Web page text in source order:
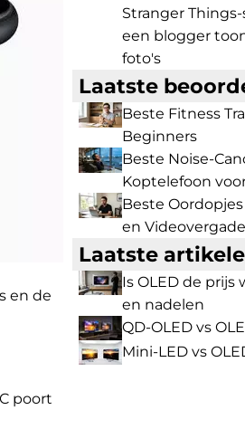
en de
poort
Stranger
een blogger
foto's
Laatste
Beste Fitness
Beginners
Beste Noise-
Koptelefoon
Beste
en
Laatste
Is OLED de prijs
en nadelen
QD-OLED vs
Mini-LED vs